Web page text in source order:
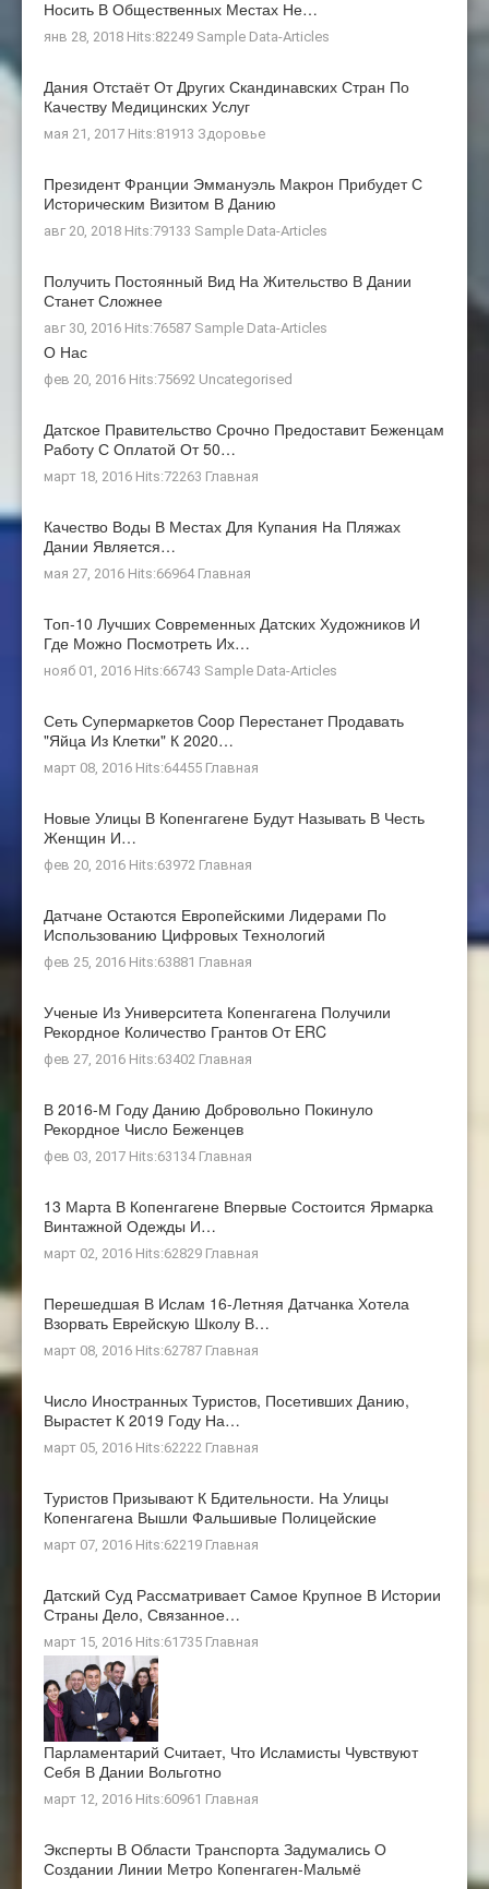
Носить В Общественных Местах Не…
янв 28, 2018 Hits:82249 Sample Data-Articles
Дания Отстаёт От Других Скандинавских Стран По
Качеству Медицинских Услуг
мая 21, 2017 Hits:81913 Здоровье
Президент Франции Эммануэль Макрон Прибудет С
Историческим Визитом В Данию
авг 20, 2018 Hits:79133 Sample Data-Articles
Получить Постоянный Вид На Жительство В Дании
Станет Сложнее
авг 30, 2016 Hits:76587 Sample Data-Articles
О Нас
фев 20, 2016 Hits:75692 Uncategorised
Датское Правительство Срочно Предоставит Беженцам
Работу С Оплатой От 50…
март 18, 2016 Hits:72263 Главная
Качество Воды В Местах Для Купания На Пляжах
Дании Является…
мая 27, 2016 Hits:66964 Главная
Топ-10 Лучших Современных Датских Художников И
Где Можно Посмотреть Их…
нояб 01, 2016 Hits:66743 Sample Data-Articles
Сеть Супермаркетов Coop Перестанет Продавать
"яйца Из Клетки" К 2020…
март 08, 2016 Hits:64455 Главная
Новые Улицы В Копенгагене Будут Называть В Честь
Женщин И…
фев 20, 2016 Hits:63972 Главная
Датчане Остаются Европейскими Лидерами По
Использованию Цифровых Технологий
фев 25, 2016 Hits:63881 Главная
Ученые Из Университета Копенгагена Получили
Рекордное Количество Грантов От ERC
фев 27, 2016 Hits:63402 Главная
В 2016-М Году Данию Добровольно Покинуло
Рекордное Число Беженцев
фев 03, 2017 Hits:63134 Главная
13 Марта В Копенгагене Впервые Состоится Ярмарка
Винтажной Одежды И…
март 02, 2016 Hits:62829 Главная
Перешедшая В Ислам 16-Летняя Датчанка Хотела
Взорвать Еврейскую Школу В…
март 08, 2016 Hits:62787 Главная
Число Иностранных Туристов, Посетивших Данию,
Вырастет К 2019 Году На…
март 05, 2016 Hits:62222 Главная
Туристов Призывают К Бдительности. На Улицы
Копенгагена Вышли Фальшивые Полицейские
март 07, 2016 Hits:62219 Главная
Датский Суд Рассматривает Самое Крупное В Истории
Страны Дело, Связанное…
март 15, 2016 Hits:61735 Главная
Парламентарий Считает, Что Исламисты Чувствуют
Себя В Дании Вольготно
март 12, 2016 Hits:60961 Главная
Эксперты В Области Транспорта Задумались О
Создании Линии Метро Копенгаген-Мальмё